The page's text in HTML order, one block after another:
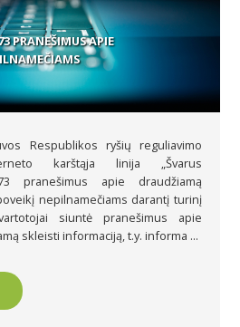
PRANEŠIMUS APIE
Respublikos ryšių reguliavimo
karštąja linija „Švarus
pranešimus apie draudžiamą
nepilnamečiams darantį turinį
siuntė pranešimus apie
skleisti informaciją, t.y. informa ...